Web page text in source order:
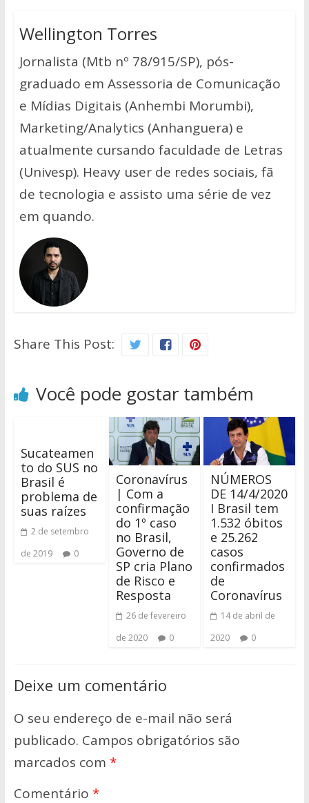
Wellington Torres
Jornalista (Mtb nº 78/915/SP), pós-
graduado em Assessoria de Comunicação
e Mídias Digitais (Anhembi Morumbi),
Marketing/Analytics (Anhanguera) e
atualmente cursando faculdade de Letras
(Univesp). Heavy user de redes sociais, fã
de tecnologia e assisto uma série de vez
em quando.
Share This Post:
Você pode gostar também
Sucateamen
to do SUS no
Brasil é
problema de
suas raízes
2 de setembro
de 2019
0
Coronavírus
| Com a
confirmação
do 1º caso
no Brasil,
Governo de
SP cria Plano
de Risco e
Resposta
26 de fevereiro
de 2020
0
NÚMEROS
DE 14/4/2020
I Brasil tem
1.532 óbitos
e 25.262
casos
confirmados
de
Coronavírus
14 de abril de
2020
0
Deixe um comentário
O seu endereço de e-mail não será
publicado. Campos obrigatórios são
marcados com *
Comentário *